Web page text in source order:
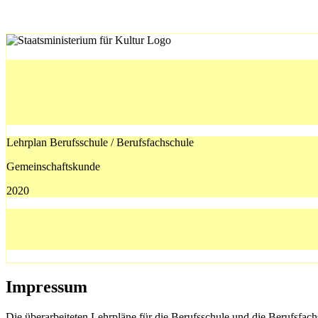
Lehrplan Berufsschule / Berufsfachschule
Gemeinschaftskunde
2020
Impressum